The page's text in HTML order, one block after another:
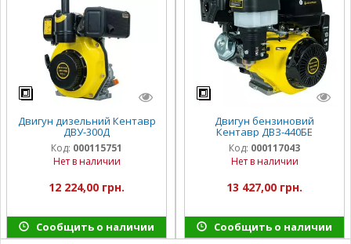
Двигун дизельний Кентавр
ДВУ-300Д
Код: 000115751
Нет в наличии
12 224,00 грн.
Сообщить о наличии
Двигун бензиновий
Кентавр ДВЗ-440БЕ
Код: 000117043
Нет в наличии
13 427,00 грн.
Сообщить о наличии